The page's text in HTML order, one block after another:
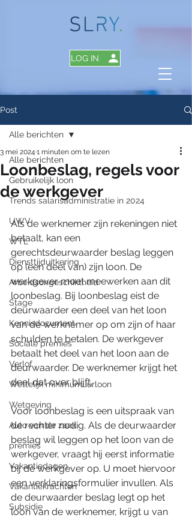
LOG IN
Post
Alle berichten
Gebruikelijk loon
Trends salarisadministratie in 2024
UWV
WTL
Diensttijduitkering
Arbeidsongeschiktheid
Stage
Kennisdocument
Sociale premies
Verlof
Wettelijk minimumuurloon
Wetgeving
Auto van de zaak
premies
Vakantiedagen
Vakantiekrachten
Subsidie
Alle berichten
Loonbeslag, regels voor
de werkgever
3 mei 2024 1 minuten om te lezen
Als de werknemer zijn rekeningen niet
betaalt, kan een
gerechtsdeurwaarder beslag leggen
op (een deel van) zijn loon. De
werkgever moet meewerken aan dit
loonbeslag. Bij loonbeslag eist de
deurwaarder een deel van het loon
van de werknemer op om zijn of haar
schulden te betalen. De werkgever
betaalt het deel van het loon aan de
deurwaarder. De werknemer krijgt het
deel dat over blijft.
Voor loonbeslag is een uitspraak van
de rechter nodig. Als de deurwaarder
beslag wil leggen op het loon van de
werkgever, vraagt hij eerst informatie
bij de werkgever op. U moet hiervoor
een verklaringsformulier invullen. Als
de deurwaarder beslag legt op het
loon van de werknemer, krijgt u van